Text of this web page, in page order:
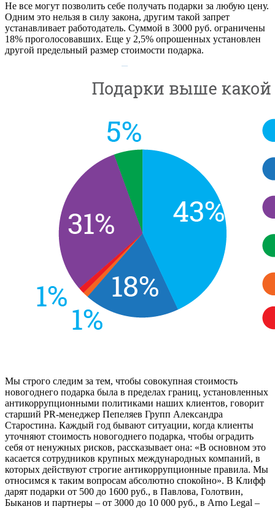
Не все могут позволить себе получать подарки за любую цену.
Одним это нельзя в силу закона, другим такой запрет
устанавливает работодатель. Суммой в 3000 руб. ограничены
18% проголосовавших. Еще у 2,5% опрошенных установлен
другой предельный размер стоимости подарка.
Мы строго следим за тем, чтобы совокупная стоимость
новогоднего подарка была в пределах границ, установленных
антикоррупционными политиками наших клиентов, говорит
старший PR-менеджер Пепеляев Групп Александра
Старостина. Каждый год бывают ситуации, когда клиенты
уточняют стоимость новогоднего подарка, чтобы оградить
себя от ненужных рисков, рассказывает она: «В основном это
касается сотрудников крупных международных компаний, в
которых действуют строгие антикоррупционные правила. Мы
относимся к таким вопросам абсолютно спокойно». В Клифф
дарят подарки от 500 до 1600 руб., в Павлова, Голотвин,
Быканов и партнеры – от 3000 до 10 000 руб., в Arno Legal –